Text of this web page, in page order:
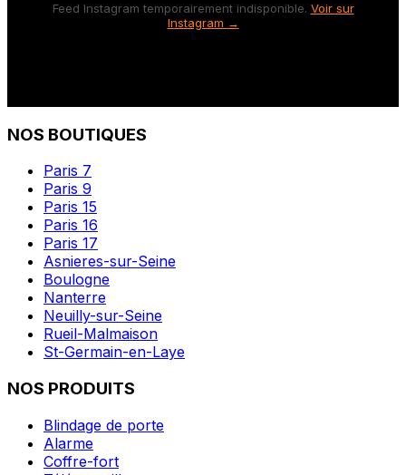
Feed Instagram temporairement indisponible. Voir sur
Instagram →
NOS BOUTIQUES
Paris 7
Paris 9
Paris 15
Paris 16
Paris 17
Asnieres-sur-Seine
Boulogne
Nanterre
Neuilly-sur-Seine
Rueil-Malmaison
St-Germain-en-Laye
NOS PRODUITS
Blindage de porte
Alarme
Coffre-fort